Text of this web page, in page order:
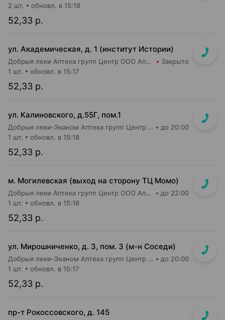
52,33 р.
2 шт. обновл. в 15:19
ул. Академическая, д. 1 (институт Истории)
Добрыя леки Аптека групп Центр ООО Аптека №27 Закрыто
52,33 р.
1 шт. обновл. в 15:17
ул. Калиновского, д.55Г, пом.1
Добрыя леки-Эканом Аптека групп Центр ООО Аптека №46 до 20:00
52,33 р.
1 шт. обновл. в 15:18
м. Могилевская (выход на сторону ТЦ Момо)
Добрыя леки Аптека групп Центр ООО Аптека №8 до 22:00
52,33 р.
1 шт. обновл. в 15:16
ул. Мирошниченко, д. 3, пом. 3 (м-н Соседи)
Добрыя леки-Эканом Аптека групп Центр ООО Аптека №22 до 20:00
52,33 р.
1 шт. обновл. в 15:17
пр-т Рокоссовского, д. 145